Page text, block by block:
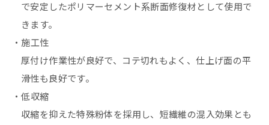
で安定したポリマーセメント系断面修復材として使用で
きます。
・施工性
厚付け作業性が良好で、コテ切れもよく、仕上げ面の平
滑性も良好です。
・低収縮
収縮を抑えた特殊粉体を採用し、短繊維の混入効果とも